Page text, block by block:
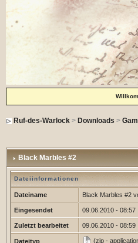
Ruf-des-Warlock> Downloads >
Black Marbles #2
Dateiinformationen
Dateiname Black Marbles #2
Eingesendet 09.06.2010 - 08:57
Zuletzt bearbeitet 09.06.2010 - 08:59
Dateityp (zip -